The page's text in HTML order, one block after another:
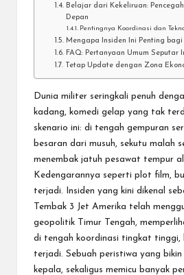
Belajar dari Kekeliruan:
Depan
Pentingnya Koordinasi dan
Mengapa Insiden Ini Penting bagi
FAQ: Pertanyaan Umum Seputar
Tetap Update dengan Zona
Dunia militer seringkali penuh
kadang, komedi gelap yang tak
skenario ini: di tengah gempuran
besaran dari musuh, sekutu malah
menembak jatuh pesawat tempur
Kedengarannya seperti plot film,
terjadi. Insiden yang kini dikenal
Tembak 3 Jet Amerika telah
geopolitik Timur Tengah,
di tengah koordinasi tingkat tinggi,
terjadi. Sebuah peristiwa yang bikin
kepala, sekaligus memicu banyak